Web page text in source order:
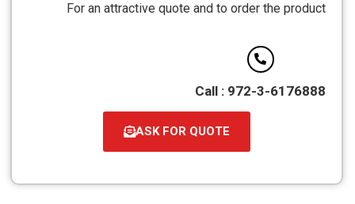
PDF
For an attractive quote and to order the product
Call : 972-3-6176888
ASK FOR QUOTE